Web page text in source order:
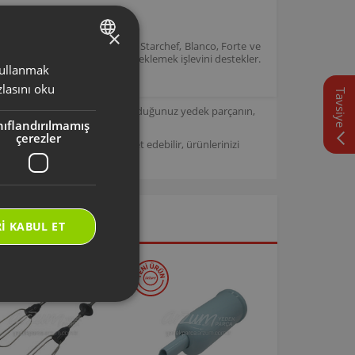
model kodlarına sahip Starchef, Blanco, Forte ve
ve gıda işleme işlevini desteklemek işlevini destekler.
tasarlanmıştır. Seçmiş olduğunuz yedek parçanın,
Arzum Destek Sitemizi ziyaret edebilir, ürünlerinizi
Tavsiye
×
oku
çerezler
KABUL ET